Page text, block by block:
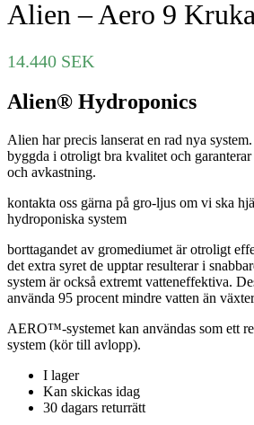
Alien – Aero 9
14.440 SEK
Alien® Hydroponics
Alien har precis lanserat en rad nya
byggda i otroligt bra kvalitet och
och avkastning.
kontakta oss gärna på gro-ljus om vi ska
hydroponiska system
borttagandet av gromediumet är otroligt
det extra syret de upptar resulterar i
system är också extremt vatteneffektiva.
använda 95 procent mindre vatten än
AERO™-systemet kan användas som ett
system (kör till avlopp).
I lager
Kan skickas idag
30 dagars returrätt